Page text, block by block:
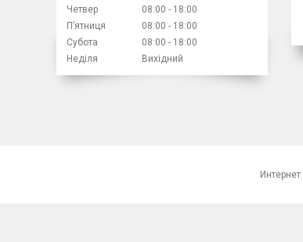
Четвер
08:00
18:00
Пʼятниця
08:00
18:00
Субота
08:00
18:00
Неділя
Вихідний